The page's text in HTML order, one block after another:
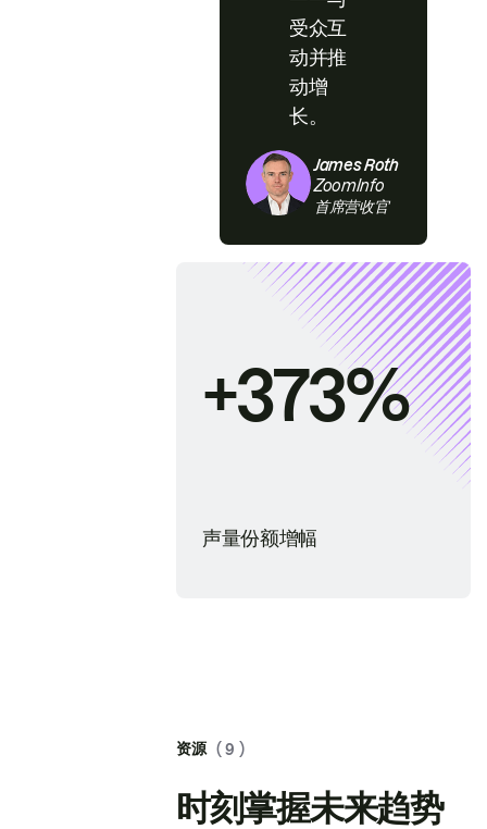
受众互
动并推
动增
长。
James Roth
ZoomInfo
首席营收官
+373%
声量份额增幅
资源 ( 9 )
时刻掌握未来趋势